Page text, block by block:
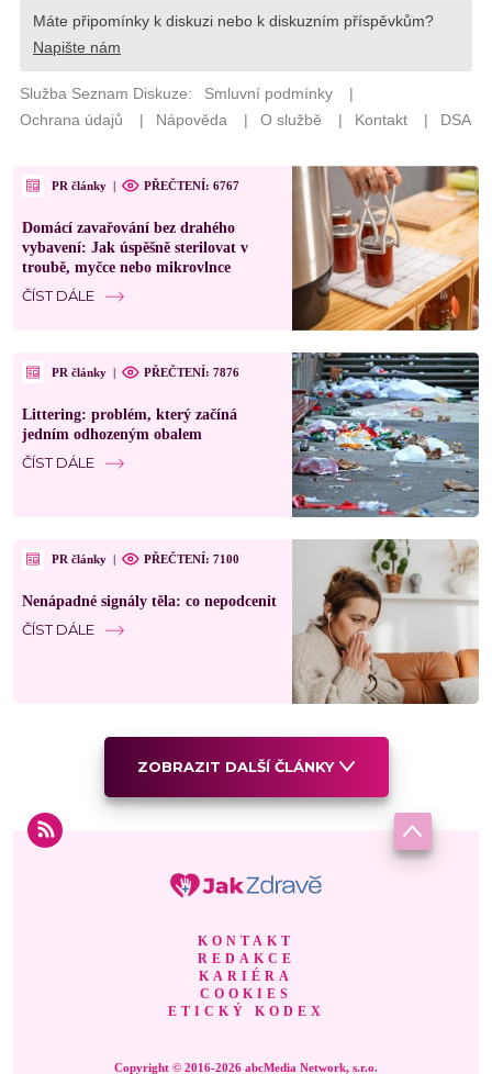
PR články | PŘEČTENÍ: 6767
Domácí zavařování bez drahého
vybavení: Jak úspěšně sterilovat v
troubě, myčce nebo mikrovlnce
ČÍST DÁLE
PR články | PŘEČTENÍ: 7876
Littering: problém, který začíná
jedním odhozeným obalem
ČÍST DÁLE
PR články | PŘEČTENÍ: 7100
Nenápadné signály těla: co nepodcenit
ČÍST DÁLE
ZOBRAZIT DALŠÍ ČLÁNKY
KONTAKT
REDAKCE
KARIÉRA
COOKIES
ETICKÝ KODEX
Copyright © 2016-2026 abcMedia Network, s.r.o.